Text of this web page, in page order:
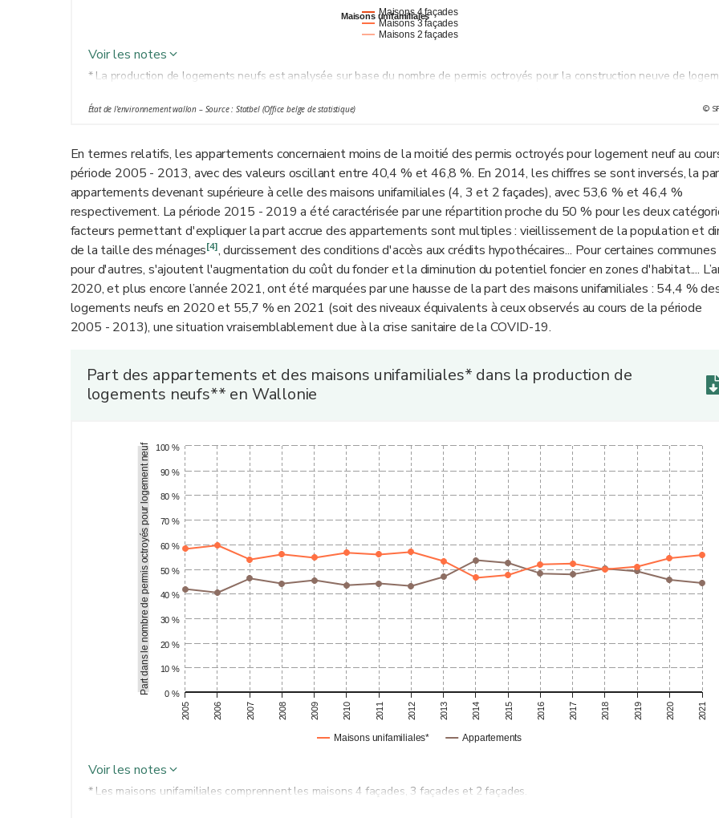
Maisons unifamiliales
Maisons 4 façades
Maisons 3 façades
Maisons 2 façades
Voir les notes
* La production de logements neufs est analysée sur base du nombre de permis octroyés pour la construction neuve de
se concrétisent pas systématiquement. Selon une estimation de la CPDT réalisée en 2014, 15 % des projets autorisés ne
État de l'environnement wallon – Source : Statbel (Office belge de statistique) ©
En termes relatifs, les appartements concernaient moins de la moitié des permis octroyés pour logement neuf au
période 2005 - 2013, avec des valeurs oscillant entre 40,4 % et 46,8 %. En 2014, les chiffres se sont inversés, la
appartements devenant supérieure à celle des maisons unifamiliales (4, 3 et 2 façades), avec 53,6 % et 46,4 %
respectivement. La période 2015 - 2019 a été caractérisée par une répartition proche du 50 % pour les deux
facteurs permettant d'expliquer la part accrue des appartements sont multiples : vieillissement de la population et
de la taille des ménages[4], durcissement des conditions d'accès aux crédits hypothécaires... Pour certaines
pour d'autres, s'ajoutent l'augmentation du coût du foncier et la diminution du potentiel foncier en zones d'habitat....
2020, et plus encore l’année 2021, ont été marquées par une hausse de la part des maisons unifamiliales : 54,4 %
logements neufs en 2020 et 55,7 % en 2021 (soit des niveaux équivalents à ceux observés au cours de la période
2005 - 2013), une situation vraisemblablement due à la crise sanitaire de la COVID-19.
Part des appartements et des maisons unifamiliales* dans la production de
logements neufs** en Wallonie
Part dans le nombre de permis octroyés pour logement neuf
Maisons unifamiliales* Appartements
2005 2006 2007 2008 2009 2010 2011 2012 2013 2014 2015 2016 2017 2018 2019 2020 2021
0 %
10 %
20 %
30 %
40 %
50 %
60 %
70 %
80 %
90 %
100 %
Voir les notes
* Les maisons unifamiliales comprennent les maisons 4 façades, 3 façades et 2 façades.